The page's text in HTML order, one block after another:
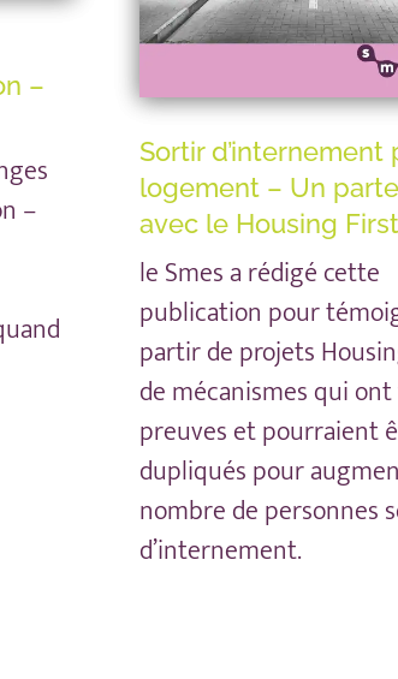
–
–
Sortir d’internement
logement – Un
avec le Housing First
le Smes a rédigé cette
publication pour
partir de projets
de mécanismes qui
preuves et pourraient
dupliqués pour
nombre de personnes
d’internement.